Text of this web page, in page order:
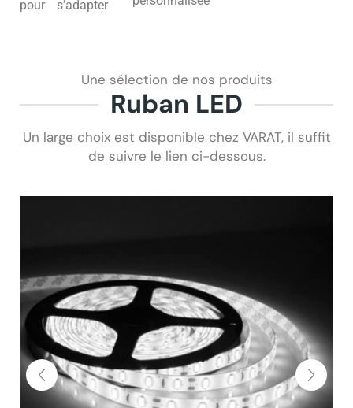
pour s’adapter
Une sélection de nos produits
Ruban LED
Un large choix est disponible chez VARAT, il suffit
de suivre le lien ci-dessous.